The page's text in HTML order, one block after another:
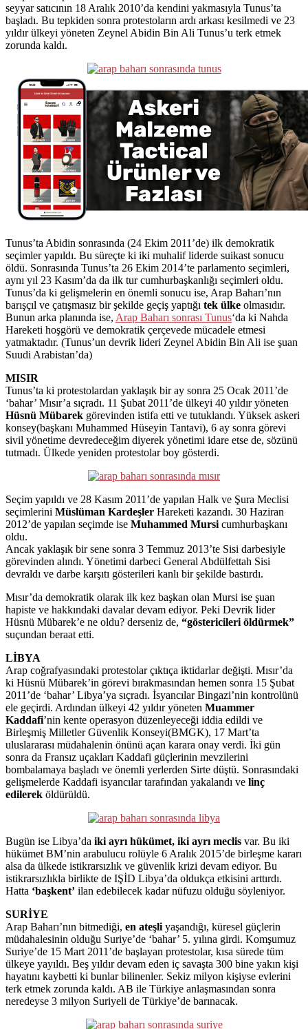
seyyar satıcının 18 Aralık 2010’da kendini yakmasıyla Tunus’ta
başladı. Bu tepkiden sonra protestoların ardı arkası kesilmedi ve 23
yıldır ülkeyi yöneten Zeynel Abidin Bin Ali Tunus’u terk etmek
zorunda kaldı.
Tunus’ta Abidin sonrasında (24 Ekim 2011’de) ilk demokratik
seçimler yapıldı. Bu süreçte ki iki muhalif liderde suikast sonucu
öldü. Sonrasında Tunus’ta 26 Ekim 2014’te parlamento seçimleri,
aynı yıl 23 Kasım’da da ilk tur cumhurbaşkanlığı seçimleri oldu.
Tunus’da ki gelişmelerin en önemli sonucu ise, Arap Baharı’nın
barışçıl ve çatışmasız bir şekilde geçiş yaptığı tek ülke olmasıdır.
Bunun arka planında ise, Arap Baharı sonrası Tunus‘da ki Nahda
Hareketi hoşgörü ve demokratik çerçevede mücadele etmesi
yatmaktadır. (Tunus’un devrik lideri Zeynel Abidin Bin Ali ise şuan
Suudi Arabistan’da)
MISIR
Tunus’ta ki protestolardan yaklaşık bir ay sonra 25 Ocak 2011’de
‘bahar’ Mısır’a sıçradı. 11 Şubat 2011’de ülkeyi 40 yıldır yöneten
Hüsnü Mübarek görevinden istifa etti ve tutuklandı. Yüksek askeri
konsey(başkanı Muhammed Hüseyin Tantavi), 6 ay sonra görevi
sivil yönetime devredeceğim diyerek yönetimi idare etse de, sözünü
tutmadı. Ülkede yeniden protestolar boy gösterdi.
Seçim yapıldı ve 28 Kasım 2011’de yapılan Halk ve Şura Meclisi
seçimlerini Müslüman Kardeşler Hareketi kazandı. 30 Haziran
2012’de yapılan seçimde ise Muhammed Mursi cumhurbaşkanı
oldu.
Ancak yaklaşık bir sene sonra 3 Temmuz 2013’te Sisi darbesiyle
görevinden alındı. Yönetimi darbeci General Abdülfettah Sisi
devraldı ve darbe karşıtı gösterileri kanlı bir şekilde bastırdı.
Mısır’da demokratik olarak ilk kez başkan olan Mursi ise şuan
hapiste ve hakkındaki davalar devam ediyor. Peki Devrik lider
Hüsnü Mübarek’e ne oldu? derseniz de, “göstericileri öldürmek”
suçundan beraat etti.
LİBYA
Arap coğrafyasındaki protestolar çıktıça iktidarlar değişti. Mısır’da
ki Hüsnü Mübarek’in görevi bırakmasından hemen sonra 15 Şubat
2011’de ‘bahar’ Libya’ya sıçradı. İsyancılar Bingazi’nin kontrolünü
ele geçirdi. Ardından ülkeyi 42 yıldır yöneten Muammer
Kaddafi’nin kente operasyon düzenleyeceği iddia edildi ve
Birleşmiş Milletler Güvenlik Konseyi(BMGK), 17 Mart’ta
uluslararası müdahalenin önünü açan karara onay verdi. İki gün
sonra da Fransız uçakları Kaddafi güçlerinin mevzilerini
bombalamaya başladı ve önemli yerlerden Sirte düştü. Sonrasındaki
gelişmelerde Kaddafi isyancılar tarafından yakalandı ve linç
edilerek öldürüldü.
Bugün ise Libya’da iki ayrı hükümet, iki ayrı meclis var. Bu iki
hükümet BM’nin arabulucu rolüyle 6 Aralık 2015’de birleşme kararı
alsa da ülkede istikrarsızlık ve güvenlik krizi devam ediyor. Bu
istikrarsızlıkla birlikte de IŞİD Libya’da oldukça etkisini arttırdı.
Hatta ‘başkent’ ilan edebilecek kadar nüfuzu olduğu söyleniyor.
SURİYE
Arap Baharı’nın bitmediği, en ateşli yaşandığı, küresel güçlerin
müdahalesinin olduğu Suriye’de ‘bahar’ 5. yılına girdi. Komşumuz
Suriye’de 15 Mart 2011’de başlayan protestolar, kısa sürede tüm
ülkeye yayıldı. Beş yıldır devam eden iç savaşta 300 bine yakın kişi
hayatını kaybetti ki bunlar bilinenler. Sekiz milyon kişiyse evlerini
terk etmek zorunda kaldı. AB ile Türkiye anlaşmasından sonra
neredeyse 3 milyon Suriyeli de Türkiye’de barınacak.